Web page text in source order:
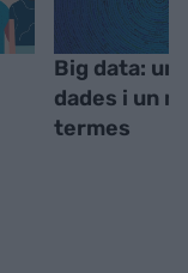
Big data: un
dades i un
termes